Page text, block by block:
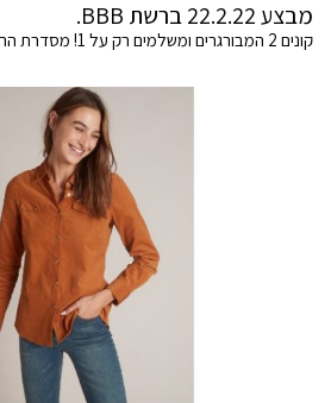
מבצע 22.2.22 ברשת BBB.
קונים 2 המבורגרים ומשלמים רק על 1! מסדרת ההמבורגרים הקלאסיים.